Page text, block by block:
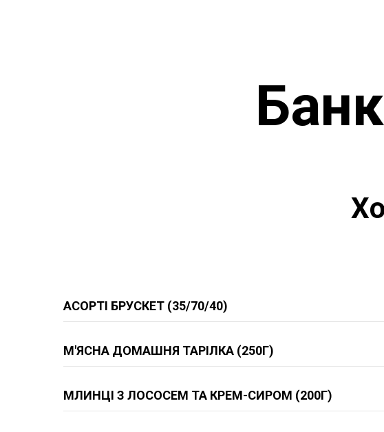
АСОРТІ БРУСКЕТ (35/70/40)
М'ЯСНА ДОМАШНЯ ТАРІЛКА (250Г)
МЛИНЦІ З ЛОСОСЕМ ТА КРЕМ-СИРОМ (200Г)